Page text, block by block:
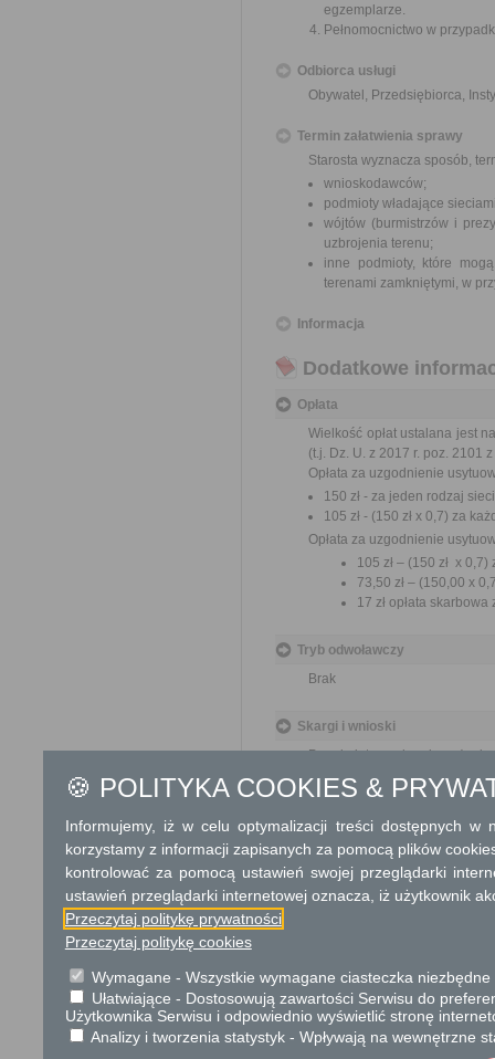
egzemplarze.
Pełnomocnictwo w
Odbiorca usługi
Obywatel, Przedsiębiorca,
Termin załatwienia sprawy
Starosta wyznacza sposób,
wnioskodawców;
podmioty władające
wójtów (burmistrzów i
uzbrojenia terenu;
inne podmioty, które
terenami zamkniętymi, w
Informacja
Dodatkowe
Opłata
Wielkość opłat ustalana jest
(t.j. Dz. U. z 2017 r. poz. 2101
Opłata za uzgodnienie
150 zł - za jeden rodzaj
105 zł - (150 zł x 0,7) za
Opłata za uzgodnienie
105 zł – (150 zł x
73,50 zł – (150,00 x
17 zł opłata
Tryb odwoławczy
Brak
Skargi i wnioski
Przedmiotem skargi może
ich pracowników, naruszenie
spraw.
usprawnienie pracy i
Organ właściwy dla
miesiąca.
w pasach drogowych na
Usytuowanie
jednakże takie uzgodnienie
projektanta, podmiotu
w szczególności potrzebą
🍪 POLITYKA COOKIES &
Informujemy, iż w celu optymalizacji treści dostępnych w
korzystamy z informacji zapisanych za pomocą plików
kontrolować za pomocą ustawień swojej przeglądarki
ustawień przeglądarki internetowej oznacza, iż użytkownik
Przeczytaj politykę prywatności
Przeczytaj politykę cookies
Wymagane - Wszystkie wymagane ciasteczka
Ułatwiające - Dostosowują zawartości Serwisu do
Użytkownika Serwisu i odpowiednio wyświetlić stronę
Analizy i tworzenia statystyk - Wpływają na wewnętrzne